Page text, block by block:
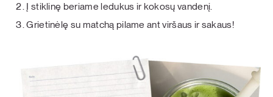
Į stiklinę beriame ledukus ir kokosų vandenį.
Grietinėlę su matchą pilame ant viršaus ir sakaus!